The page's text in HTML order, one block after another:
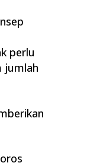
perlu
jumlah